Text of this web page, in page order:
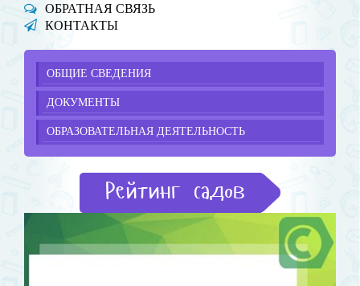
ОБРАТНАЯ СВЯЗЬ
КОНТАКТЫ
ОБЩИЕ СВЕДЕНИЯ
ДОКУМЕНТЫ
ОБРАЗОВАТЕЛЬНАЯ ДЕЯТЕЛЬНОСТЬ
Рейтинг садов